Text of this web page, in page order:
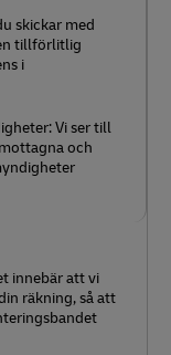
skickar med
tillförlitlig
i
Vi ser till
och
innebär att vi
räkning, så att